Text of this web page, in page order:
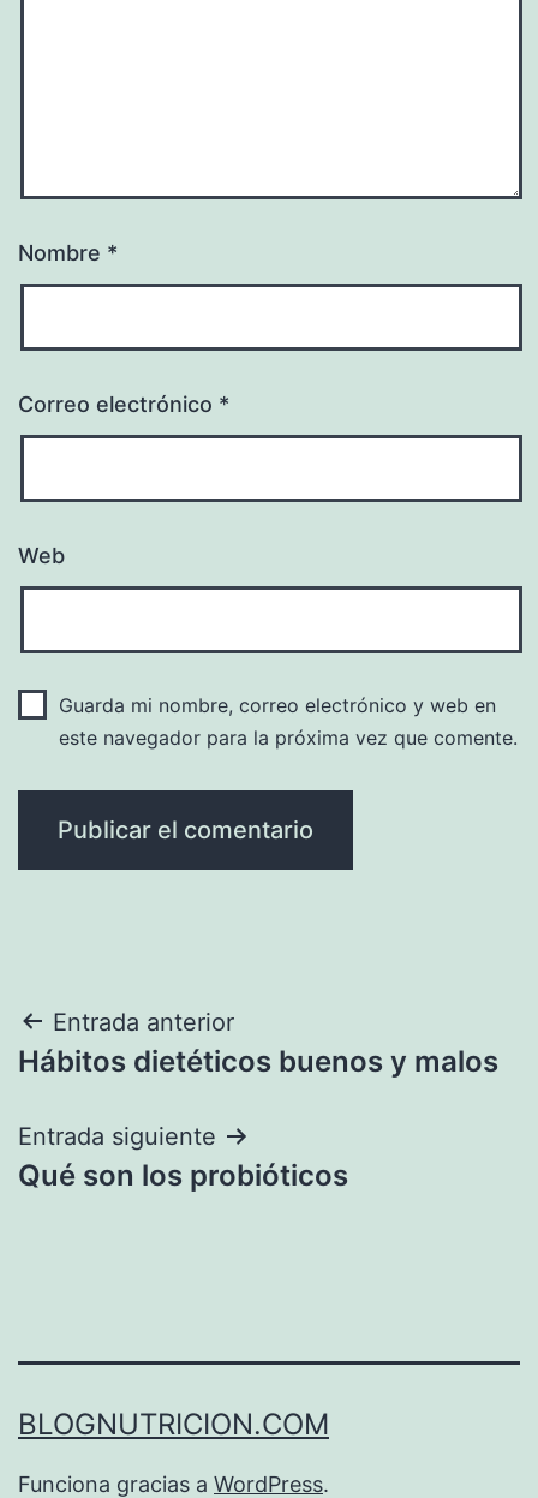
Nombre *
Correo electrónico *
Web
Guarda mi nombre, correo electrónico y web en
este navegador para la próxima vez que comente.
Navegación
de
entradas
Entrada anterior
Hábitos dietéticos buenos y malos
Entrada siguiente
Qué son los probióticos
BLOGNUTRICION.COM
Funciona gracias a WordPress.